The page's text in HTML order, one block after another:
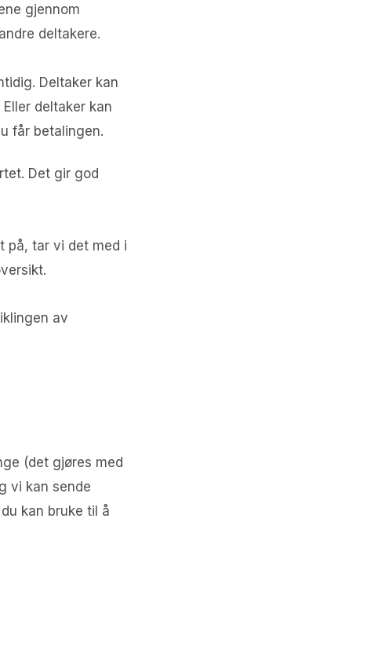
gjennom
deltakere.
Deltaker kan
deltaker kan
får betalingen.
Det gir god
på, tar vi det med i
av
(det gjøres med
vi kan sende
kan bruke til å